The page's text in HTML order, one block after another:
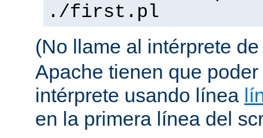
./first.pl
(No llame al intérprete
Apache tienen que
intérprete usando línea
en la primera línea del